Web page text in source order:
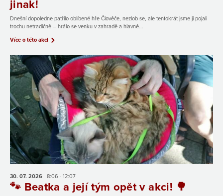
jinak!
Dnešní dopoledne patřilo oblíbené hře Člověče, nezlob se, ale tentokrát jsme ji pojali
trochu netradičně – hrálo se venku v zahradě a hlavně...
Více o této akci
30. 07. 2026 8:06 - 12:07
🐾 Beatka a její tým opět v akci! 🌳